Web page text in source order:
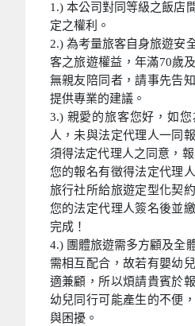
1.) 本公司對同等級之飯店
定之權利。
2.) 為考量旅客自身旅遊安
客之旅遊權益，年滿70歲
無親友陪同者，請事先告
提供專業的建議。
3.) 親愛的旅客您好，如
人，未與法定代理人一同
須得法定代理人之同意，
您的報名有徵得法定代理
旅行社所給旅遊定型化契
您的法定代理人簽名後並
完成！
4.) 團體旅遊需多方顧及全
需相互配合，故若有嬰幼
適兼顧，所以煩請貴賓於
幼兒同行可能產生的不便
與困擾。